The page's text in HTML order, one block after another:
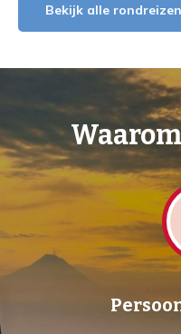
Bekijk alle rondreizen